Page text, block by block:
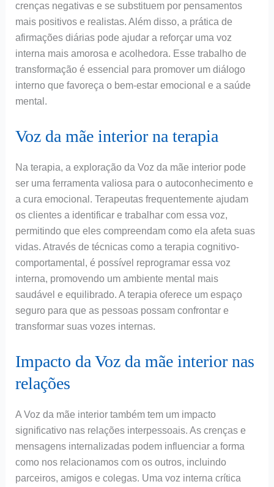
crenças negativas e se substituem por pensamentos
mais positivos e realistas. Além disso, a prática de
afirmações diárias pode ajudar a reforçar uma voz
interna mais amorosa e acolhedora. Esse trabalho de
transformação é essencial para promover um diálogo
interno que favoreça o bem-estar emocional e a saúde
mental.
Voz da mãe interior na terapia
Na terapia, a exploração da Voz da mãe interior pode
ser uma ferramenta valiosa para o autoconhecimento e
a cura emocional. Terapeutas frequentemente ajudam
os clientes a identificar e trabalhar com essa voz,
permitindo que eles compreendam como ela afeta suas
vidas. Através de técnicas como a terapia cognitivo-
comportamental, é possível reprogramar essa voz
interna, promovendo um ambiente mental mais
saudável e equilibrado. A terapia oferece um espaço
seguro para que as pessoas possam confrontar e
transformar suas vozes internas.
Impacto da Voz da mãe interior nas
relações
A Voz da mãe interior também tem um impacto
significativo nas relações interpessoais. As crenças e
mensagens internalizadas podem influenciar a forma
como nos relacionamos com os outros, incluindo
parceiros, amigos e colegas. Uma voz interna crítica